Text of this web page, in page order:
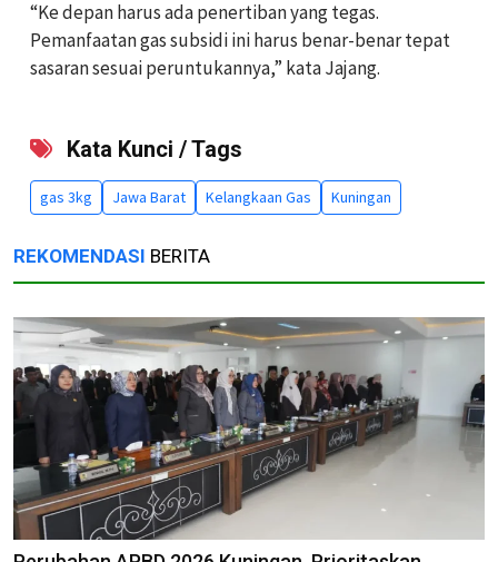
“Ke depan harus ada penertiban yang tegas.
Pemanfaatan gas subsidi ini harus benar-benar tepat
sasaran sesuai peruntukannya,” kata Jajang.
Kata Kunci / Tags
gas 3kg Jawa Barat Kelangkaan Gas Kuningan
REKOMENDASI BERITA